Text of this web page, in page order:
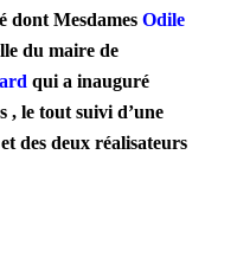
dont Mesdames Odile
du maire de
qui a inauguré
, le tout suivi d’une
des deux réalisateurs